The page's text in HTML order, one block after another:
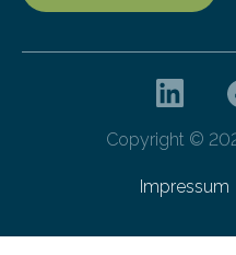
Copyright ©
Impressum